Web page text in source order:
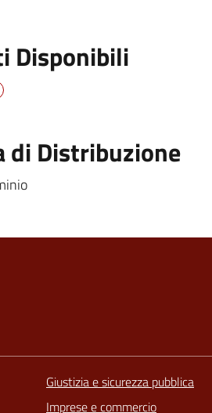
Disponibili
di Distribuzione
Giustizia e sicurezza pubblica
Imprese e commercio